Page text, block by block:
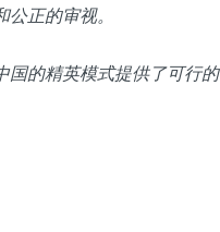
正的审视。
国的精英模式提供了可行的